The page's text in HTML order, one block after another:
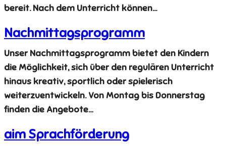
bereit. Nach dem Unterricht können…
Nachmittagsprogramm
Unser Nachmittagsprogramm bietet den Kindern
die Möglichkeit, sich über den regulären Unterricht
hinaus kreativ, sportlich oder spielerisch
weiterzuentwickeln. Von Montag bis Donnerstag
finden die Angebote…
aim Sprachförderung